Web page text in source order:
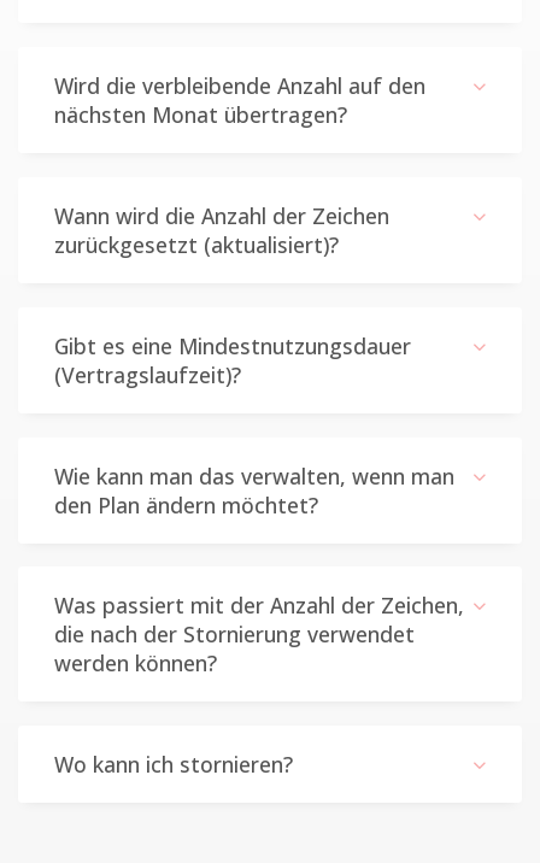
Wird die verbleibende Anzahl auf den
nächsten Monat übertragen?
Wann wird die Anzahl der Zeichen
zurückgesetzt (aktualisiert)?
Gibt es eine Mindestnutzungsdauer
(Vertragslaufzeit)?
Wie kann man das verwalten, wenn man
den Plan ändern möchtet?
Was passiert mit der Anzahl der Zeichen,
die nach der Stornierung verwendet
werden können?
Wo kann ich stornieren?